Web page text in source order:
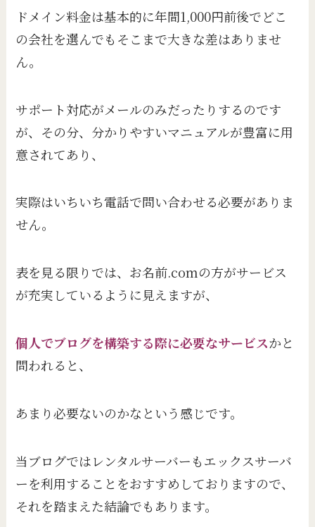
ドメイン料金は基本的に年間1,000円前後でどこ
の会社を選んでもそこまで大きな差はありませ
ん。
サポート対応がメールのみだったりするのです
が、その分、分かりやすいマニュアルが豊富に用
意されてあり、
実際はいちいち電話で問い合わせる必要がありま
せん。
表を見る限りでは、お名前.comの方がサービス
が充実しているように見えますが、
個人でブログを構築する際に必要なサービスかと
問われると、
あまり必要ないのかなという感じです。
当ブログではレンタルサーバーもエックスサーバ
ーを利用することをおすすめしておりますので、
それを踏まえた結論でもあります。